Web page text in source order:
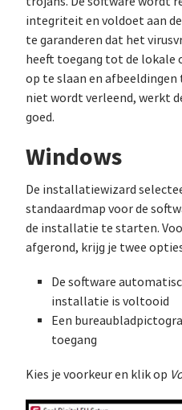
integriteit en voldoet aan
te garanderen dat het
heeft toegang tot de lokale
op te slaan en afbeeldingen
niet wordt verleend, werkt
goed.
Windows
De installatiewizard
standaardmap voor de
de installatie te starten.
afgerond, krijg je twee
De software
installatie is voltooid
Een
toegang
Kies je voorkeur en klik op